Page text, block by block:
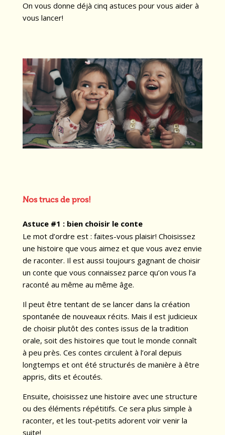
On vous donne déjà cinq astuces pour vous aider à
vous lancer!
Nos trucs de pros!
Astuce #1 : bien choisir le conte
Le mot d’ordre est : faites-vous plaisir! Choisissez
une histoire que vous aimez et que vous avez envie
de raconter. Il est aussi toujours gagnant de choisir
un conte que vous connaissez parce qu’on vous l’a
raconté au même au même âge.
Il peut être tentant de se lancer dans la création
spontanée de nouveaux récits. Mais il est judicieux
de choisir plutôt des contes issus de la tradition
orale, soit des histoires que tout le monde connaît
à peu près. Ces contes circulent à l’oral depuis
longtemps et ont été structurés de manière à être
appris, dits et écoutés.
Ensuite, choisissez une histoire avec une structure
ou des éléments répétitifs. Ce sera plus simple à
raconter, et les tout-petits adorent voir venir la
suite!